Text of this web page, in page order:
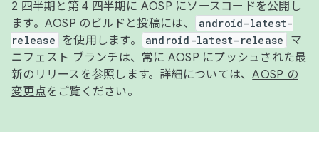
2 四半期と第 4 四半期に AOSP にソースコードを公開し
ます。AOSP のビルドと投稿には、
android-latest-
release
を使用します。 android-latest-release
マ
ニフェスト ブランチは、常に AOSP にプッシュされた最
新のリリースを参照します。詳細については、AOSP の
変更点をご覧ください。